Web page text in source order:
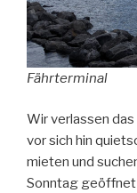
Fährterminal
Wir verlassen
vor sich hin
mieten und
Sonntag geöffnet